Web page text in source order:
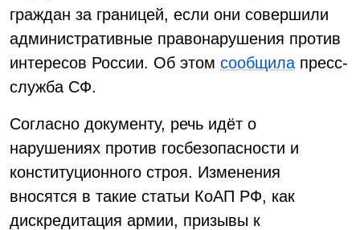
граждан за границей, если они совершили
административные правонарушения против
интересов России. Об этом сообщила пресс-
служба СФ.
Согласно документу, речь идёт о
нарушениях против госбезопасности и
конституционного строя. Изменения
вносятся в такие статьи КоАП РФ, как
дискредитация армии, призывы к